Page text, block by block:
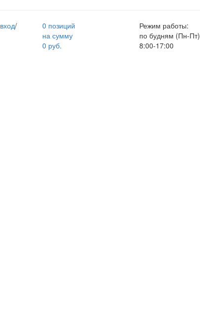
вход/
0 позиций
на сумму
0 руб.
Режим работы:
по будням (Пн-Пт)
8:00-17:00